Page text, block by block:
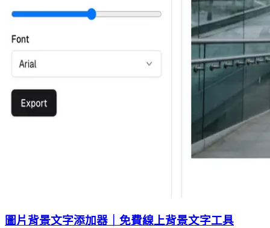
圖片背景文字添加器｜免費線上背景文字工具